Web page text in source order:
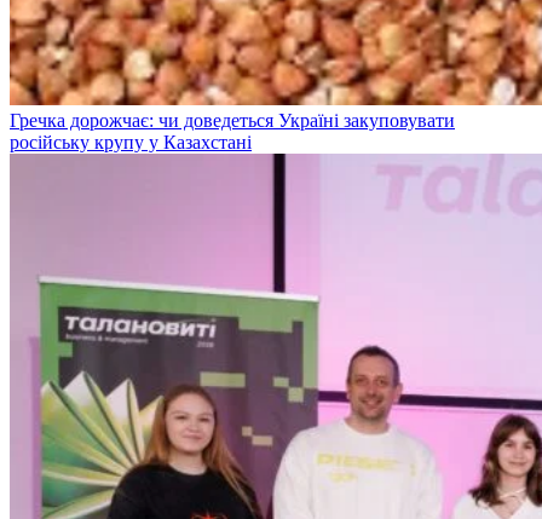
Гречка дорожчає: чи доведеться Україні закуповувати
російську крупу у Казахстані